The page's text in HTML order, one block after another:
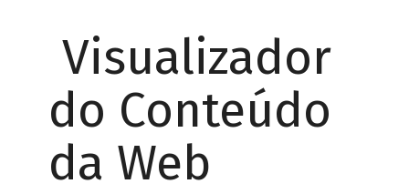
Visualizador
do Conteúdo
da Web